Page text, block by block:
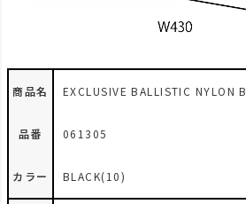
商品名 EXCLUSIVE BALLISTIC NYLON
品番 061305
カラー BLACK(10)